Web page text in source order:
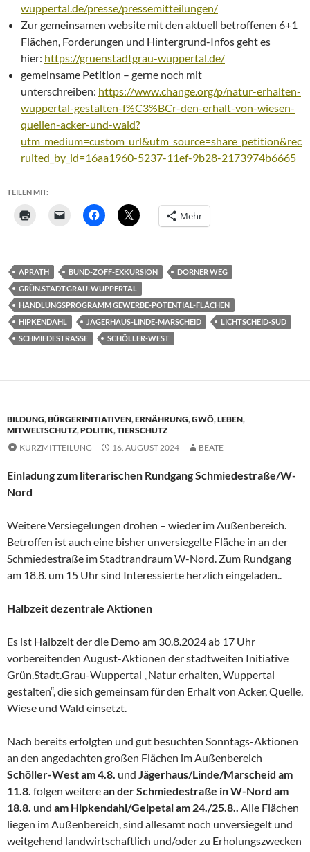
wuppertal.de/presse/pressemitteilungen/
Zur gemeinsamen website mit den aktuell betroffenen 6+1
Flächen, Forderungen und Hintergrund-Infos geht es
hier: https://gruenstadtgrau-wuppertal.de/
gemeinsame Petition – gerne noch mit
unterschreiben: https://www.change.org/p/natur-erhalten-
wuppertal-gestalten-f%C3%BCr-den-erhalt-von-wiesen-
quellen-acker-und-wald?
utm_medium=custom_url&utm_source=share_petition&rec
ruited_by_id=16aa1960-5237-11ef-9b28-2173974b6665
TEILEN MIT:
Mehr
APRATH BUND-ZOFF-EXKURSION
DORNER WEG
GRÜN.STADT.GRAU-WUPPERTAL
HANDLUNGSPROGRAMM GEWERBE-POTENTIAL-FLÄCHEN
HIPKENDAHL
JÄGERHAUS-LINDE-MARSCHEID
LICHTSCHEID-SÜD
SCHMIEDESTRASSE
SCHÖLLER-WEST
BILDUNG,BÜRGERINITIATIVEN,ERNÄHRUNG,GWÖ,LEBEN,
MITWELTSCHUTZ,POLITIK,TIERSCHUTZ
KURZMITTEILUNG
16. AUGUST 2024 BEATE
Einladung zum literarischen Rundgang Schmiedestraße/W-
Nord
Weitere Versiegelungen drohen – wieder im Außenbereich.
Betroffen ist auch eine bisher unversiegelte Fläche in an der
Schmiedestraße im Stadtrandraum W-Nord. Zum Rundgang
am 18.8. um 15 Uhr sind Interessierte herzlich eingeladen..
Halbzeit dezentrale Aktionen
Es ist Halbzeit der die Demo am 30.8.2024 ab 17 Uhr
vorbereitenden August-Aktionen der stadtweiten Initiative
Grün.Stadt.Grau-Wuppertal „Natur erhalten, Wuppertal
gestalten“, die sich gemeinsam für den Erhalt von Acker, Quelle,
Wiese und Wald einsetzt.
Nach bereits erfolgten und gut besuchten Sonntags-Aktionen
an den angedachten großen Flächen im Außenbereich
Schöller-West am 4.8. und Jägerhaus/Linde/Marscheid am
11.8. folgen weiterean der Schmiedestraße in W-Nord am
18.8. und am Hipkendahl/Gelpetal am 24./25.8.. Alle Flächen
liegen im Außenbereich, sind allesamt noch unversiegelt und
weitgehend landwirtschaftlich und/oder zu Erholungszwecken